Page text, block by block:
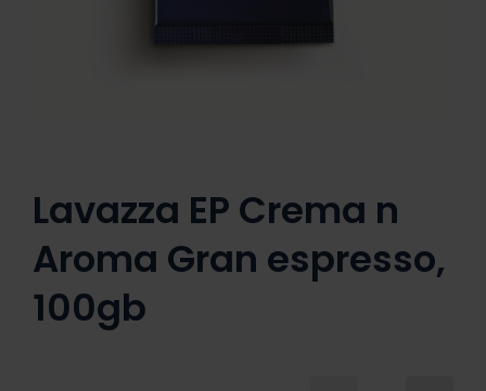
Lavazza EP Crema n
Aroma Gran espresso,
100gb